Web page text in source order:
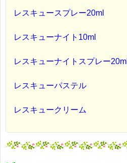
レスキュースプレー20ml
レスキューナイト10ml
レスキューナイトスプレー20ml
レスキューパステル
レスキュークリーム